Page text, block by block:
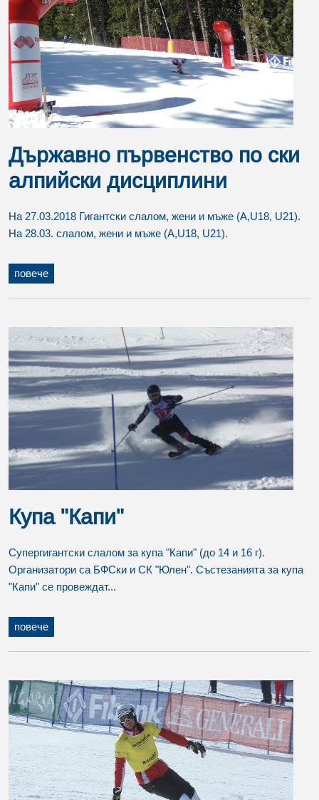
Държавно първенство по ски
алпийски дисциплини
На 27.03.2018 Гигантски слалом, жени и мъже (A,U18, U21).
На 28.03. слалом, жени и мъже (A,U18, U21).
повече
Купа "Капи"
Супергигантски слалом за купа "Капи" (до 14 и 16 г).
Организатори са БФСки и СК "Юлен". Състезанията за купа
"Капи" се провеждат...
повече